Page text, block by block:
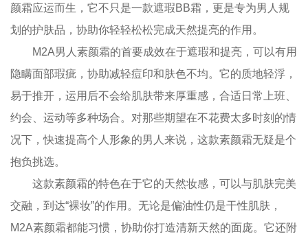
颜霜应运而生，它不只是一款遮瑕BB霜，更是专为男人规
划的护肤品，协助你轻轻松松完成天然提亮的作用。
M2A男人素颜霜的首要成效在于遮瑕和提亮，可以有用
隐瞒面部瑕疵，协助减轻痘印和肤色不均。它的质地轻浮，
易于推开，运用后不会给肌肤带来厚重感，合适日常上班、
约会、运动等多种场合。对那些期望在不花费太多时刻的情
况下，快速提高个人形象的男人来说，这款素颜霜无疑是个
抱负挑选。
这款素颜霜的特色在于它的天然妆感，可以与肌肤完美
交融，到达“裸妆”的作用。无论是偏油性仍是干性肌肤，
M2A素颜霜都能习惯，协助你打造清新天然的面庞。它还附